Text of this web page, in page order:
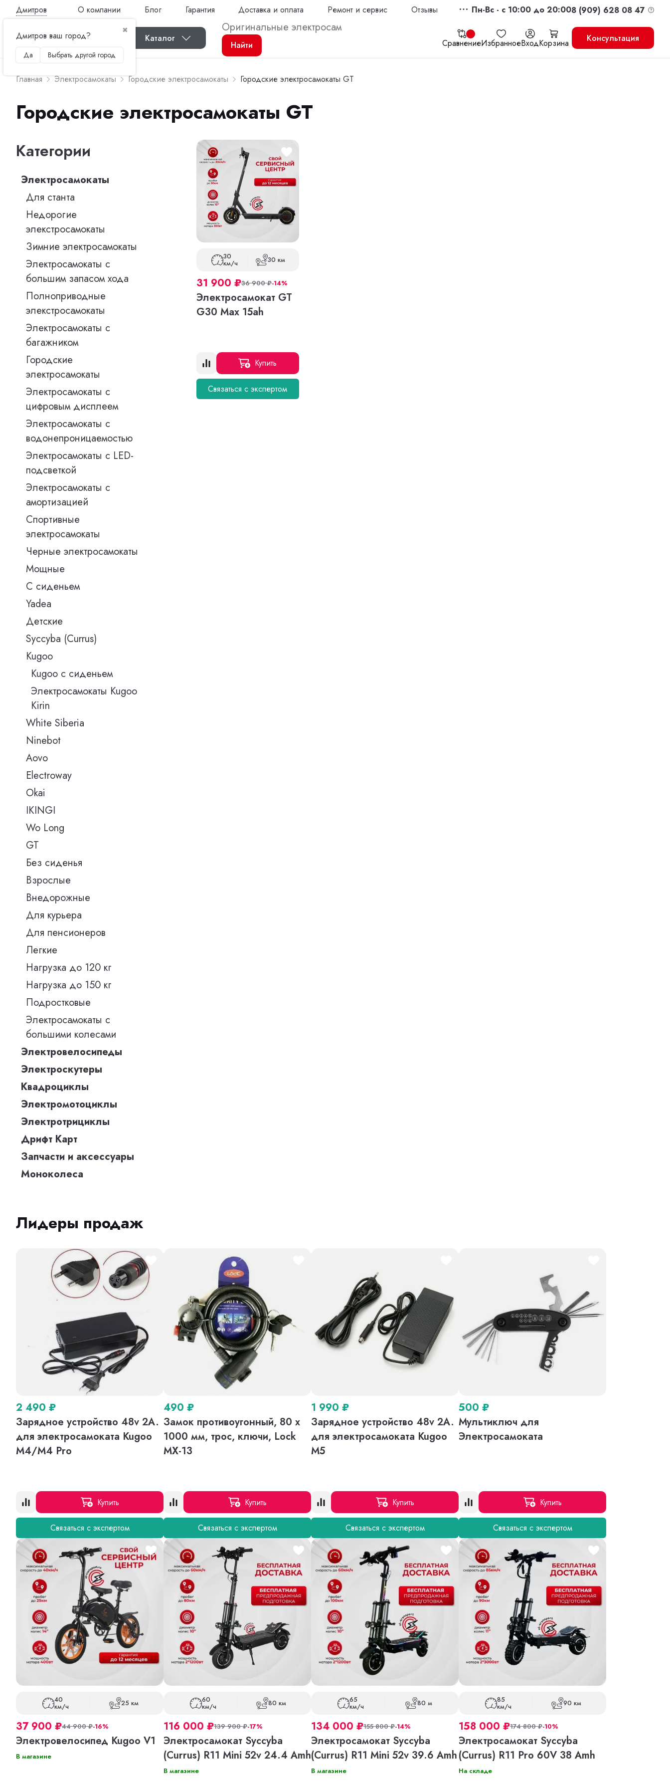
Дмитров
✖
Дмитров ваш город?
Да Выбрать другой город
О компании Блог Гарантия Доставка и оплата Ремонт и сервис Отзывы Пн-Вс - c 10:00 до 20:008 (909) 628 08 47
Каталог СравнениеИзбранноеВходКорзина
Найти
Консультация
Главная Электросамокаты Городские электросамокаты Городские электросамокаты GT
Городские электросамокаты GT
Категории
Электросамокаты
Для станта
Недорогие
элекстросамокаты
Зимние электросамокаты
Электросамокаты с
большим запасом хода
Полноприводные
элекстросамокаты
Электросамокаты с
багажником
Городские
электросамокаты
Электросамокаты с
цифровым дисплеем
Электросамокаты с
водонепроницаемостью
Электросамокаты с LED-
подсветкой
Электросамокаты с
амортизацией
Спортивные
электросамокаты
Черные электросамокаты
Мощные
С сиденьем
Yadea
Детские
Syccyba (Currus)
Kugoo
Kugoo с сиденьем
Электросамокаты Kugoo
Kirin
White Siberia
Ninebot
Aovo
Electroway
Okai
IKINGI
Wo Long
GT
Без сиденья
Взрослые
Внедорожные
Для курьера
Для пенсионеров
Легкие
Нагрузка до 120 кг
Нагрузка до 150 кг
Подростковые
Электросамокаты с
большими колесами
Электровелосипеды
Электроскутеры
Квадроциклы
Электромотоциклы
Электротрициклы
Дрифт Карт
Запчасти и аксессуары
Моноколеса
30
км/ч 30 км
31 900 ₽36 900₽-14%
Электросамокат GT
G30 Max 15ah
Купить
Связаться с экспертом
Лидеры продаж
2 490 ₽
Зарядное устройство 48v 2A.
для электросамоката Kugoo
M4/M4 Pro
Купить
Связаться с экспертом
490 ₽
Замок противоугонный, 80 х
1000 мм, трос, ключи, Lock
MX-13
Купить
Связаться с экспертом
1 990 ₽
Зарядное устройство 48v 2A.
для электросамоката Kugoo
M5
Купить
Связаться с экспертом
500 ₽
Мультиключ для
Электросамоката
Купить
Связаться с экспертом
40
км/ч 25 км
37 900 ₽44 900₽-16%
Электровелосипед Kugoo V1
В магазине
60
км/ч 80 км
116 000 ₽139 900₽-17%
Электросамокат Syccyba
(Currus) R11 Mini 52v 24.4 Amh
В магазине
65
км/ч 80 м
134 000 ₽155 800₽-14%
Электросамокат Syccyba
(Currus) R11 Mini 52v 39.6 Amh
В магазине
85
км/ч 90 км
158 000 ₽174 800₽-10%
Электросамокат Syccyba
(Currus) R11 Pro 60V 38 Amh
На складе